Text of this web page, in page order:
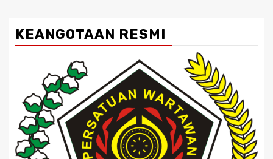
KEANGOTAAN RESMI